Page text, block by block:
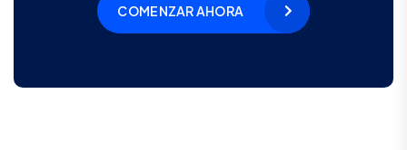
COMENZAR AHORA